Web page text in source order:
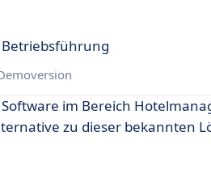
im Bereich
zu dieser bekannten